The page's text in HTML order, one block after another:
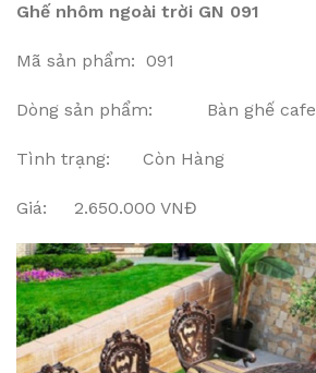
Ghế nhôm ngoài trời GN 091
Mã sản phẩm: 091
Dòng sản phẩm: Bàn ghế cafe
Tình trạng: Còn Hàng
Giá: 2.650.000 VNĐ